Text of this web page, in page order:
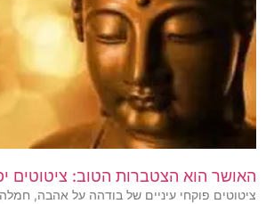
האושר הוא הצטברות הטוב: ציטוטים
ציטוטים פוקחי עיניים של בודהה על אהבה,